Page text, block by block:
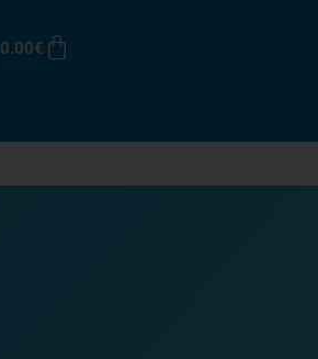
0.00€